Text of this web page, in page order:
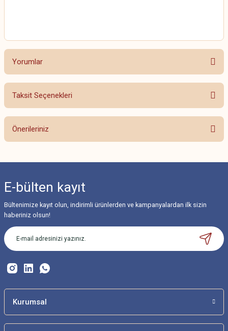
Yorumlar
Bu ürüne ilk yorumu siz yapın!
Taksit Seçenekleri
Önerileriniz
Görüş ve önerileriniz için teşekkür ederiz.
Ürün resmi kalitesiz, bozuk veya görüntülenemiyor.
Ürün açıklamasında eksik bilgiler bulunuyor.
Ürün bilgilerinde hatalar bulunuyor.
Bu ürüne benzer farklı alternatifler olmalı.
E-bülten kayıt
Bültenimize kayıt olun, indirimli ürünlerden ve kampanyalardan ilk sizin
haberiniz olsun!
Kurumsal